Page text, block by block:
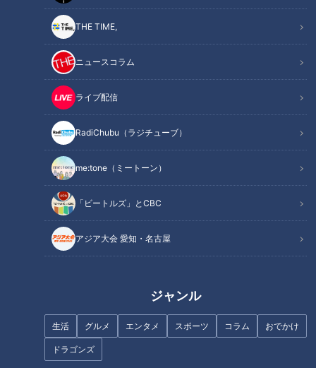
THE TIME,
ニュースコラム
ライブ配信
RadiChubu（ラジチューブ）
me:tone（ミートーン）
「ビートルズ」とCBC
アジア大会 愛知・名古屋
ジャンル
生活 グルメ エンタメ スポーツ コラム おでかけ
ドラゴンズ
記事に戻る
この記事を見たあなたへのおすすめ
【春のお出かけWEEK】1日遊べ
るお値打ちスポット＆絆を深め
るスポットを確かめさせて頂き
ます！【チャント！】
医師がオススメ！健康になれる
リゾート×大学生がコラボ！親